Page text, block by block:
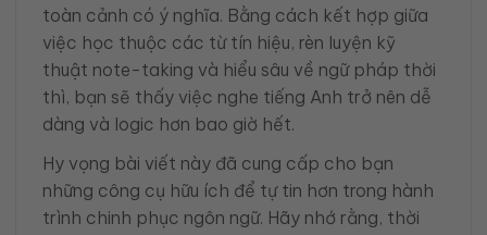
toàn cảnh có ý nghĩa. Bằng cách kết hợp giữa
việc học thuộc các từ tín hiệu, rèn luyện kỹ
thuật note-taking và hiểu sâu về ngữ pháp thời
thì, bạn sẽ thấy việc nghe tiếng Anh trở nên dễ
dàng và logic hơn bao giờ hết.
Hy vọng bài viết này đã cung cấp cho bạn
những công cụ hữu ích để tự tin hơn trong hành
trình chinh phục ngôn ngữ. Hãy nhớ rằng, thời